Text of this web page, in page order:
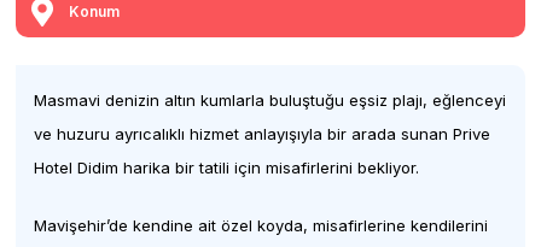
Konum
Masmavi denizin altın kumlarla buluştuğu eşsiz plajı, eğlenceyi
ve huzuru ayrıcalıklı hizmet anlayışıyla bir arada sunan Prive
Hotel Didim harika bir tatili için misafirlerini bekliyor.
Mavişehir’de kendine ait özel koyda, misafirlerine kendilerini